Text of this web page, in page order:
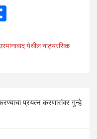
ar
येथील नाट्यरसिक
प्रयत्न करणारांवर गुन्हे